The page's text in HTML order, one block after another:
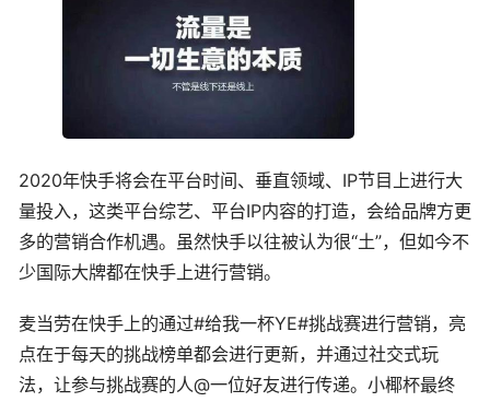
2020年快手将会在平台时间、垂直领域、IP节目上进行大
量投入，这类平台综艺、平台IP内容的打造，会给品牌方更
多的营销合作机遇。虽然快手以往被认为很“土”，但如今不
少国际大牌都在快手上进行营销。
麦当劳在快手上的通过#给我一杯YE#挑战赛进行营销，亮
点在于每天的挑战榜单都会进行更新，并通过社交式玩
法，让参与挑战赛的人@一位好友进行传递。小椰杯最终